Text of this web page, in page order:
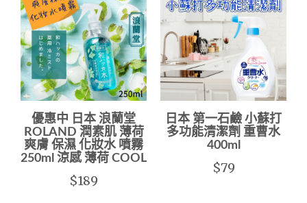
優惠中 日本 浪蘭堂
ROLAND 潤素肌 薄荷
爽膚 保濕 化妝水 噴霧
250ml 涼感 薄荷 COOL
$189
日本 第一石鹼 小蘇打
多功能清潔劑 重曹水
400ml
$79